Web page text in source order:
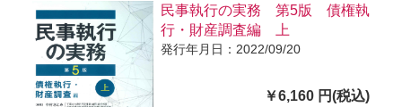
民事執行の実務 第5版 債権執
行・財産調査編 上
発行年月日：2022/09/20
￥6,160 円(税込)